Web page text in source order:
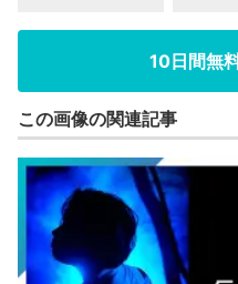
10日間無
この画像の関連記事